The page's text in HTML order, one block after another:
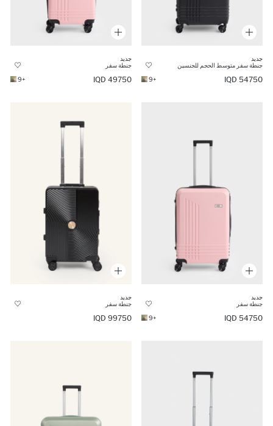
جديد
جنطة سفر متوسط الحجم للجنسين
54750 IQD
+9
جديد
جنطة سفر
49750 IQD
+9
جديد
جنطة سفر
54750 IQD
+9
جديد
جنطة سفر
99750 IQD